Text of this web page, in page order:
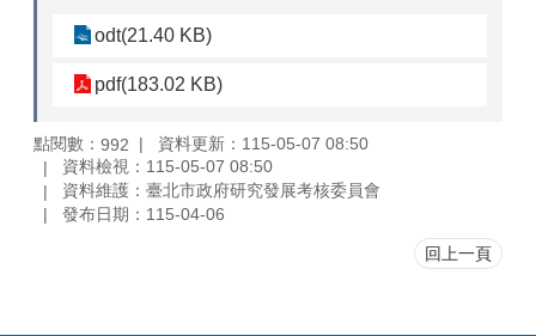
odt(21.40 KB)
pdf(183.02 KB)
點閱數： 992
資料更新：115-05-07 08:50
資料檢視：115-05-07 08:50
資料維護：臺北市政府研究發展考核委員會
發布日期：115-04-06
回上一頁